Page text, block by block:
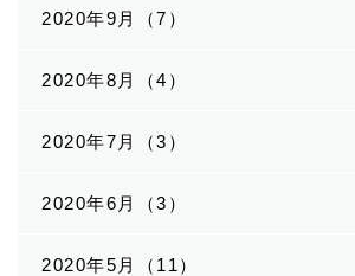
2020年9月（7）
2020年8月（4）
2020年7月（3）
2020年6月（3）
2020年5月（11）